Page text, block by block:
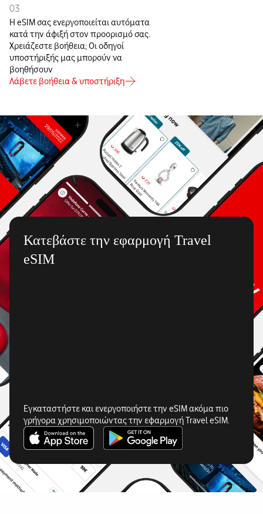
03
Η eSIM σας ενεργοποιείται αυτόματα
κατά την άφιξή στον προορισμό σας.
Χρειάζεστε βοήθεια; Οι οδηγοί
υποστήριξής μας μπορούν να
βοηθήσουν
Λάβετε βοήθεια & υποστήριξη
Κατεβάστε την εφαρμογή Travel
eSIM
Εγκαταστήστε και ενεργοποιήστε την eSIM ακόμα πιο
γρήγορα χρησιμοποιώντας την εφαρμογή Travel eSIM.